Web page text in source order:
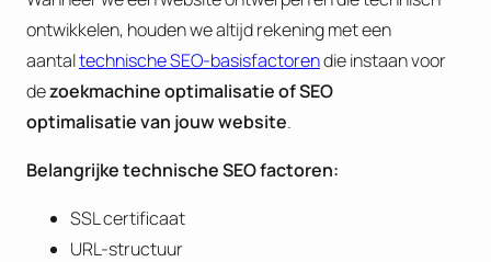
ontwikkelen, houden we altijd rekening met een
aantaltechnische SEO-basisfactorendie instaan voor
dezoekmachine optimalisatie ofSEO
optimalisatie van jouw website.
Belangrijke technische SEO factoren:
SSL certificaat
URL-structuur